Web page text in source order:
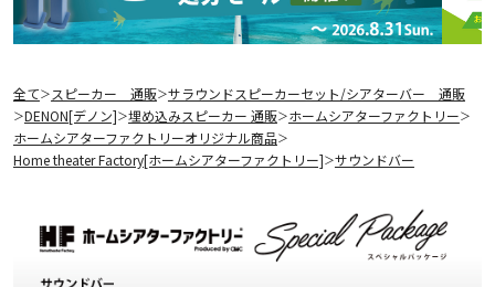
全て＞ スピーカー 通販＞サラウンドスピーカーセット/シアターバー 通販
＞DENON[デノン]＞埋め込みスピーカー 通販＞ホームシアターファクトリー＞
ホームシアターファクトリーオリジナル商品＞
Home theater Factory[ホームシアターファクトリー]＞サウンドバー